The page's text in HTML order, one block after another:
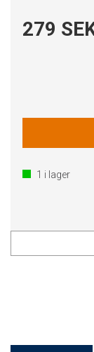
279
1 i lager